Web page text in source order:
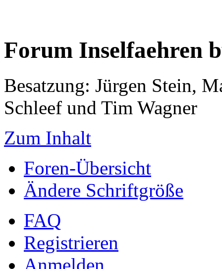
Forum Inselfaehren
Besatzung: Jürgen Stein,
Schleef und Tim Wagner
Zum Inhalt
Foren-Übersicht
Ändere Schriftgröße
FAQ
Registrieren
Anmelden